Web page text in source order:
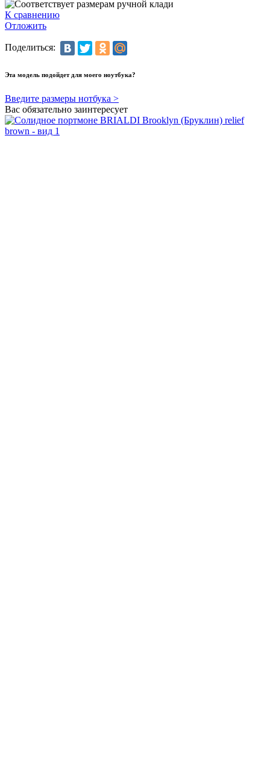
К сравнению
Отложить
Поделиться:
Эта модель подойдет для моего ноутбука?
Введите размеры нотбука >
Вас обязательно заинтересует